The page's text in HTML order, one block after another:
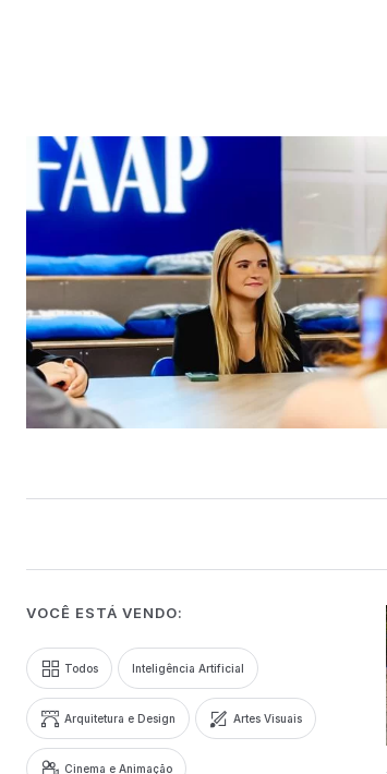
VOCÊ ESTÁ VENDO:
Todos Inteligência Artificial
Arquitetura e Design Artes Visuais
Cinema e Animação